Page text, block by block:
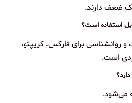
ضعف دارند.
استفاده است؟
روانشناسی برای فارکس، کریپتو،
است.
می‌شود.